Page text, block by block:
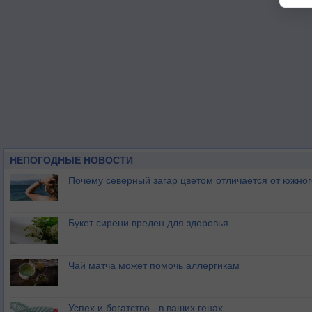
НЕПОГОДНЫЕ НОВОСТИ
Почему северный загар цветом отличается от
Букет сирени вреден для здоровья
Чай матча может помочь аллергикам
Успех и богатство - в ваших генах